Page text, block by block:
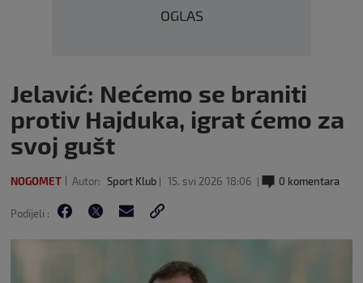
OGLAS
Jelavić: Nećemo se braniti
protiv Hajduka, igrat ćemo za
svoj gušt
NOGOMET Autor: Sport Klub 15. svi 2026 18:06 0 komentara
Podijeli :